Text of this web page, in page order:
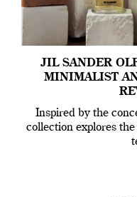
JIL SANDER
MINIMALIST
Inspired by the
collection explores